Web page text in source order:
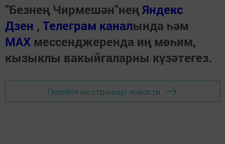
"Безнең Чирмешән"неңЯндекс
Дзен , Телеграм каналында һәм
МАХ мессенджеренда иң мөһим,
кызыклы вакыйгаларны күзәтегез.
Перейти на страницу новости